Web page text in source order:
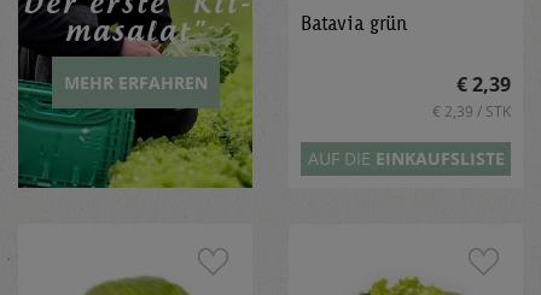
ma­sa­lat"
MEHR ERFAHREN
Batavia grün
€ 2,39
€ 2,39 / STK
AUF DIE EINKAUFSLISTE